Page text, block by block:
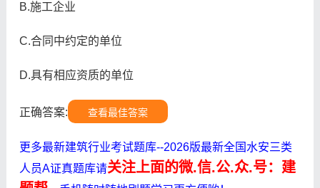
B.施工企业
C.合同中约定的单位
D.具有相应资质的单位
正确答案: 查看最佳答案
更多最新建筑行业考试题库--2026版最新全国水安三类
人员A证真题库请关注上面的微.信.公.众.号：建